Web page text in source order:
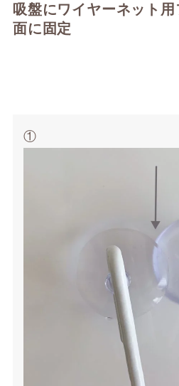
吸盤にワイヤーネット
面に固定
①